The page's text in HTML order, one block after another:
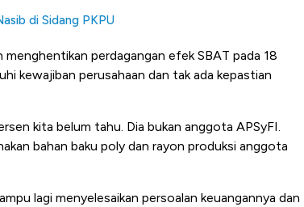
di Sidang PKPU
perdagangan efek SBAT pada 18
kewajiban perusahaan dan tak ada kepastian
kita belum tahu. Dia bukan anggota APSyFI.
bahan baku poly dan rayon produksi anggota
lagi menyelesaikan persoalan keuangannya dan